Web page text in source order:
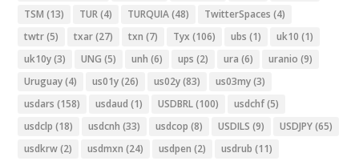
TSM (13) TUR(4) TURQUIA(48) TwitterSpaces (4)
twtr(5) txar(27) txn (7) Tyx (106) ubs (1) uk10 (1)
uk10y(3) UNG (5) unh (6) ups (2) ura (6) uranio (9)
Uruguay(4) us01y(26) us02y(83) us03my(3)
usdars (158) usdaud (1) USDBRL(100) usdchf(5)
usdclp (18) usdcnh (33) usdcop (8) USDILS (9) USDJPY(65)
usdkrw(2) usdmxn (24) usdpen (2) usdrub (11)